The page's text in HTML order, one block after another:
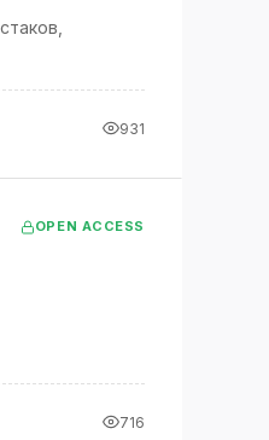
931
OPEN ACCESS
716